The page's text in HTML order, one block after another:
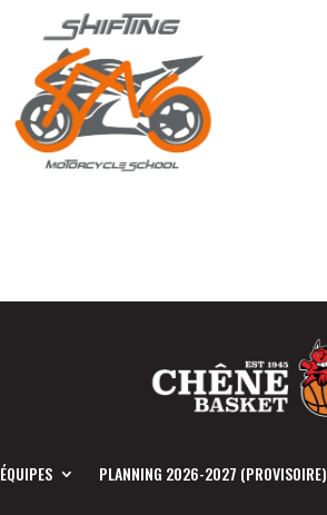
ÉQUIPES PLANNING 2026-2027 (PROVISOIRE)